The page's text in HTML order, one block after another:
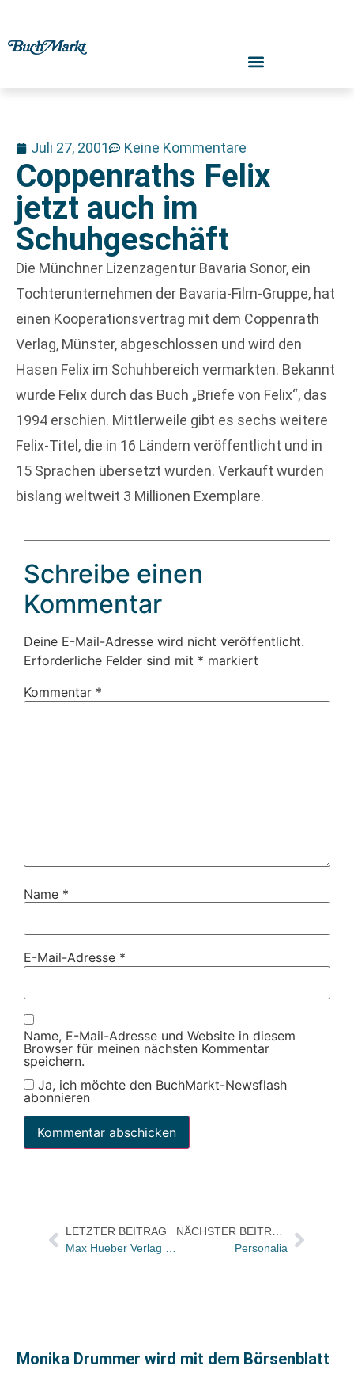
Juli 27, 2001 Keine Kommentare
Coppenraths Felix
jetzt auch im
Schuhgeschäft
Die Münchner Lizenzagentur Bavaria Sonor, ein
Tochterunternehmen der Bavaria-Film-Gruppe, hat
einen Kooperationsvertrag mit dem Coppenrath
Verlag, Münster, abgeschlossen und wird den
Hasen Felix im Schuhbereich vermarkten. Bekannt
wurde Felix durch das Buch „Briefe von Felix“, das
1994 erschien. Mittlerweile gibt es sechs weitere
Felix-Titel, die in 16 Ländern veröffentlicht und in
15 Sprachen übersetzt wurden. Verkauft wurden
bislang weltweit 3 Millionen Exemplare.
Schreibe einen
Kommentar
Deine E-Mail-Adresse wird nicht veröffentlicht.
Erforderliche Felder sind mit * markiert
Kommentar *
Name *
E-Mail-Adresse *
Name, E-Mail-Adresse und Website in diesem
Browser für meinen nächsten Kommentar
speichern.
Ja, ich möchte den BuchMarkt-Newsflash
abonnieren
LETZTER BEITRAG
Personalia
Monika Drummer wird mit dem Börsenblatt